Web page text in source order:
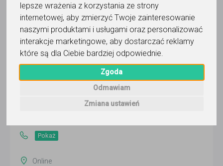
lepsze wrażenia z korzystania ze strony
internetowej, aby zmierzyć Twoje zainteresowanie
naszymi produktami i usługami oraz personalizować
interakcje marketingowe, aby dostarczać reklamy
które są dla Ciebie bardziej odpowiednie.
Zgoda
Odmawiam
Zmiana ustawień
Pokaż
Online